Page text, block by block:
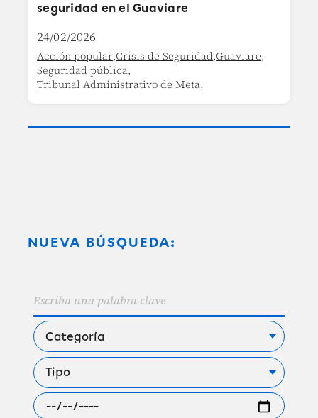
seguridad en el Guaviare
24/02/2026
Acción popular,Crisis de Seguridad,Guaviare,
Seguridad pública,
Tribunal Administrativo de Meta,
NUEVA BÚSQUEDA: